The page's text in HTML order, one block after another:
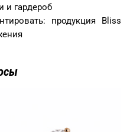
и гардероб
продукция Bliss